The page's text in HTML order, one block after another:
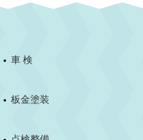
車 検
板金塗装